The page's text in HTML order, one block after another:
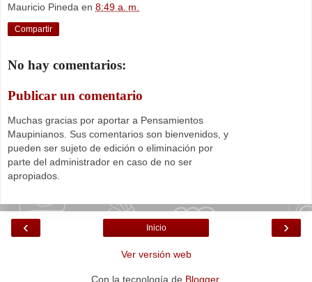
Mauricio Pineda en 8:49 a. m.
Compartir
No hay comentarios:
Publicar un comentario
Muchas gracias por aportar a Pensamientos
Maupinianos. Sus comentarios son bienvenidos, y
pueden ser sujeto de edición o eliminación por
parte del administrador en caso de no ser
apropiados.
‹ ›
Inicio
Ver versión web
Con la tecnología de Blogger.